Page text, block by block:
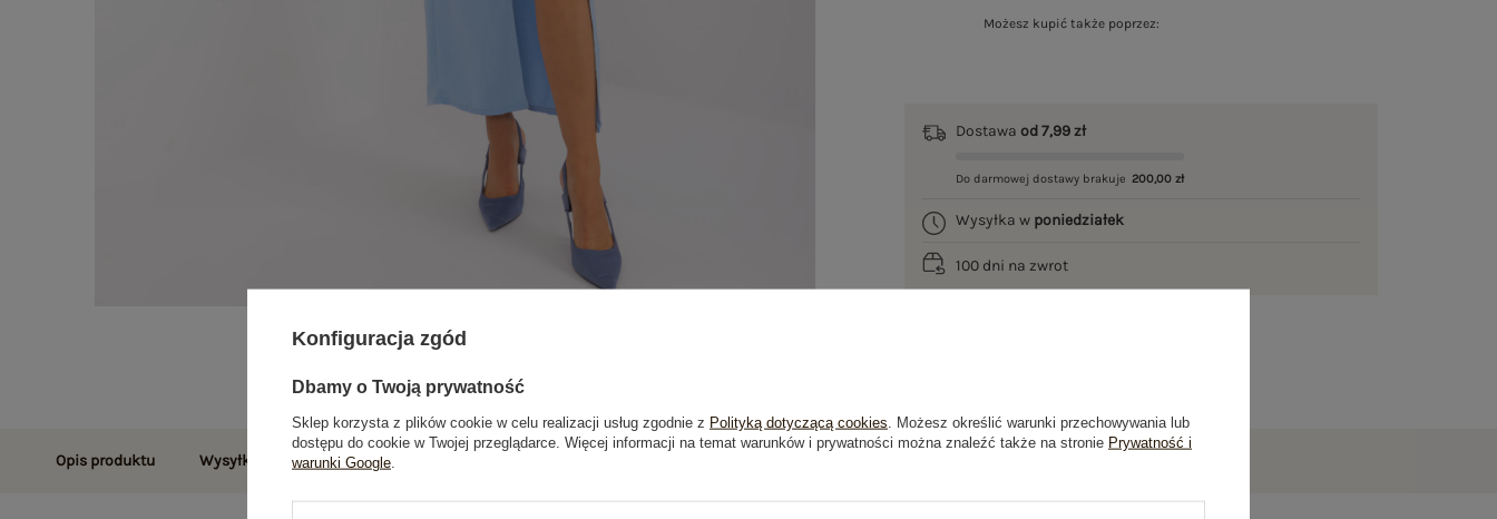
Możesz kupić także poprzez:
Dostawaod 7,99 zł
Do darmowej dostawy brakuje 200,00 zł
Wysyłka w poniedziałek
100 dni na zwrot
Opis produktu Wysyłka i dostawa Zwroty i reklamacje
Konfiguracja zgód
Dbamy o Twoją prywatność
Sklep korzysta z plików cookie w celu realizacji usług zgodnie z Polityką dotyczącą cookies . Możesz określić warunki przechowywania lub
dostępu do cookie w Twojej przeglądarce. Więcej informacji na temat warunków i prywatności można znaleźć także na stronie Prywatność i
warunki Google